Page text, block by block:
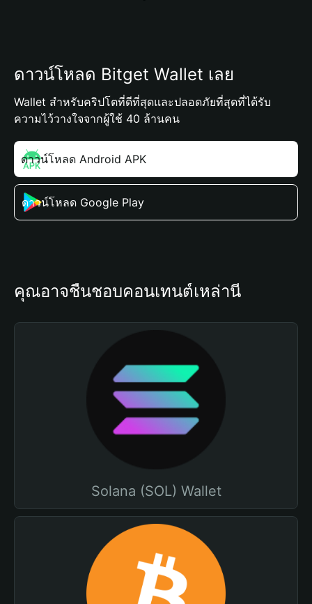
ดาวน์โหลด Bitget Wallet เลย
Wallet สำหรับคริปโตที่ดีที่สุดและปลอดภัยที่สุดที่ได้รับ
ความไว้วางใจจากผู้ใช้ 40 ล้านคน
ดาวน์โหลด Android APK
ดาวน์โหลด Google Play
คุณอาจชื่นชอบคอนเทนต์เหล่านี้
Solana (SOL) Wallet